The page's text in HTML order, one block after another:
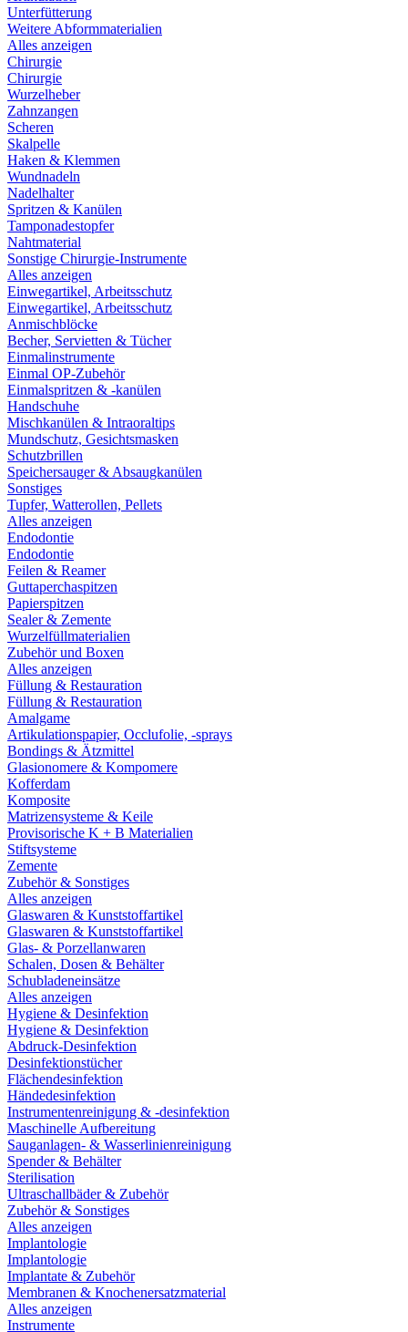
Unterfütterung
Weitere Abformmaterialien
Alles anzeigen
Chirurgie
Chirurgie
Wurzelheber
Zahnzangen
Scheren
Skalpelle
Haken & Klemmen
Wundnadeln
Nadelhalter
Spritzen & Kanülen
Tamponadestopfer
Nahtmaterial
Sonstige Chirurgie-Instrumente
Alles anzeigen
Einwegartikel, Arbeitsschutz
Einwegartikel, Arbeitsschutz
Anmischblöcke
Becher, Servietten & Tücher
Einmalinstrumente
Einmal OP-Zubehör
Einmalspritzen & -kanülen
Handschuhe
Mischkanülen & Intraoraltips
Mundschutz, Gesichtsmasken
Schutzbrillen
Speichersauger & Absaugkanülen
Sonstiges
Tupfer, Watterollen, Pellets
Alles anzeigen
Endodontie
Endodontie
Feilen & Reamer
Guttaperchaspitzen
Papierspitzen
Sealer & Zemente
Wurzelfüllmaterialien
Zubehör und Boxen
Alles anzeigen
Füllung & Restauration
Füllung & Restauration
Amalgame
Artikulationspapier, Occlufolie, -sprays
Bondings & Ätzmittel
Glasionomere & Kompomere
Kofferdam
Komposite
Matrizensysteme & Keile
Provisorische K + B Materialien
Stiftsysteme
Zemente
Zubehör & Sonstiges
Alles anzeigen
Glaswaren & Kunststoffartikel
Glaswaren & Kunststoffartikel
Glas- & Porzellanwaren
Schalen, Dosen & Behälter
Schubladeneinsätze
Alles anzeigen
Hygiene & Desinfektion
Hygiene & Desinfektion
Abdruck-Desinfektion
Desinfektionstücher
Flächendesinfektion
Händedesinfektion
Instrumentenreinigung & -desinfektion
Maschinelle Aufbereitung
Sauganlagen- & Wasserlinienreinigung
Spender & Behälter
Sterilisation
Ultraschallbäder & Zubehör
Zubehör & Sonstiges
Alles anzeigen
Implantologie
Implantologie
Implantate & Zubehör
Membranen & Knochenersatzmaterial
Alles anzeigen
Instrumente